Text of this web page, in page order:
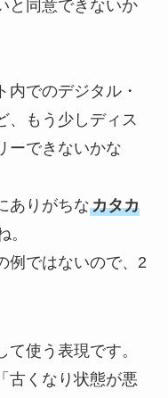
と同意できないか
内でのデジタル・
、もう少しディス
ーできないかな
ありがちなカタカ
。
例ではないので、2
て使う表現です。
古くなり状態が悪